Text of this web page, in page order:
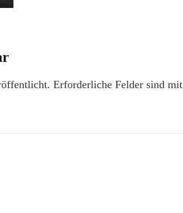
Erforderliche Felder sind mit